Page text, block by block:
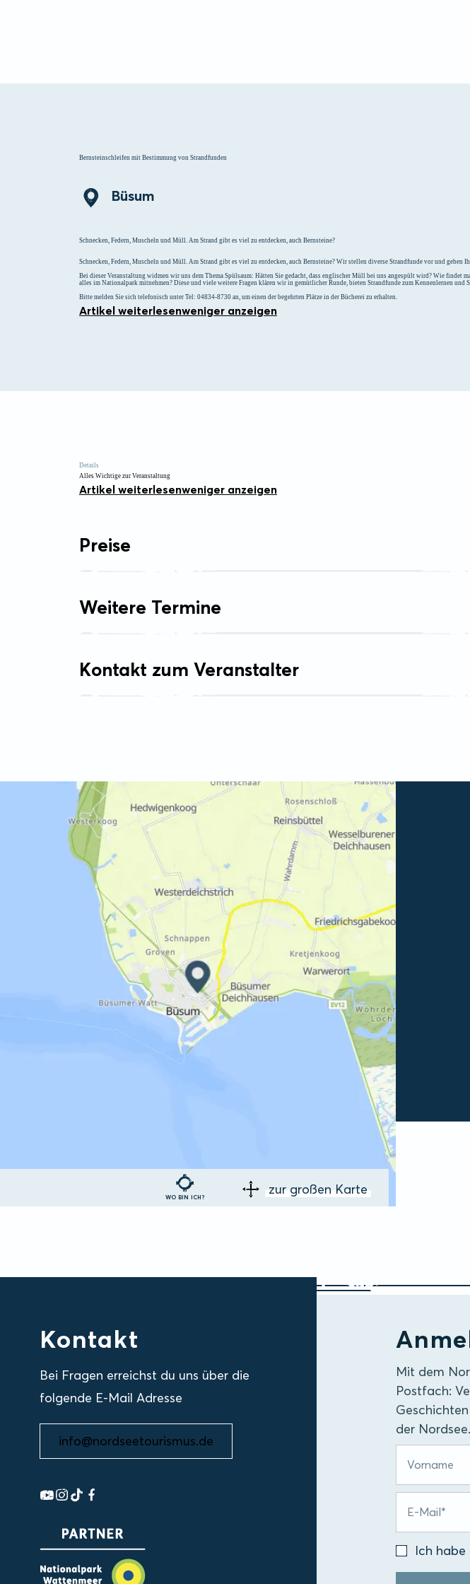
Bernsteinschleifen mit Bestimmung von Strandfunden
Büsum
Schnecken, Federn, Muscheln und Müll. Am Strand gibt es viel zu entdecken, auch Bernsteine?
Schnecken, Federn, Muscheln und Müll. Am Strand gibt es viel zu entdecken, auch Bernsteine? Wir stellen diverse Strandfunde vor und
Bei dieser Veranstaltung widmen wir uns dem Thema Spülsaum: Hätten Sie gedacht, dass englischer Müll bei uns angespült wird? Wie findet
alles im Nationalpark mitnehmen? Diese und viele weitere Fragen klären wir in gemütlicher Runde, bieten Strandfunde zum Kennenlernen
Bitte melden Sie sich telefonisch unter Tel: 04834-8730 an, um einen der begehrten Plätze in der Bücherei zu erhalten.
Artikel weiterlesenweniger anzeigen
Details
Alles Wichtige zur Veranstaltung
Artikel weiterlesenweniger anzeigen
Preise
Weitere Termine
Kontakt zum Veranstalter
WO BIN ICH? zur großen Karte
Mit dem
Postfach:
der Nordsee.
Ich habe
Kontakt
Bei Fragen erreichst du uns über die
folgende E-Mail Adresse
info@nordseetourismus.de